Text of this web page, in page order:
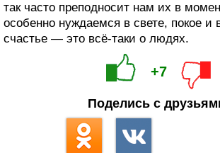
так часто преподносит нам их в
особенно нуждаемся в свете, покое и
счастье — это всё-таки о людях.
+7
Поделись с